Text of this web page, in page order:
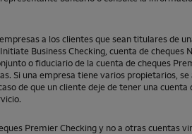
a los clientes que sean titulares de
Business Checking, cuenta de cheques
o fiduciario de la cuenta de cheques
Si una empresa tiene varios propietarios,
de que un cliente deje de tener una cuenta
Premier Checkingy no a otras cuentas